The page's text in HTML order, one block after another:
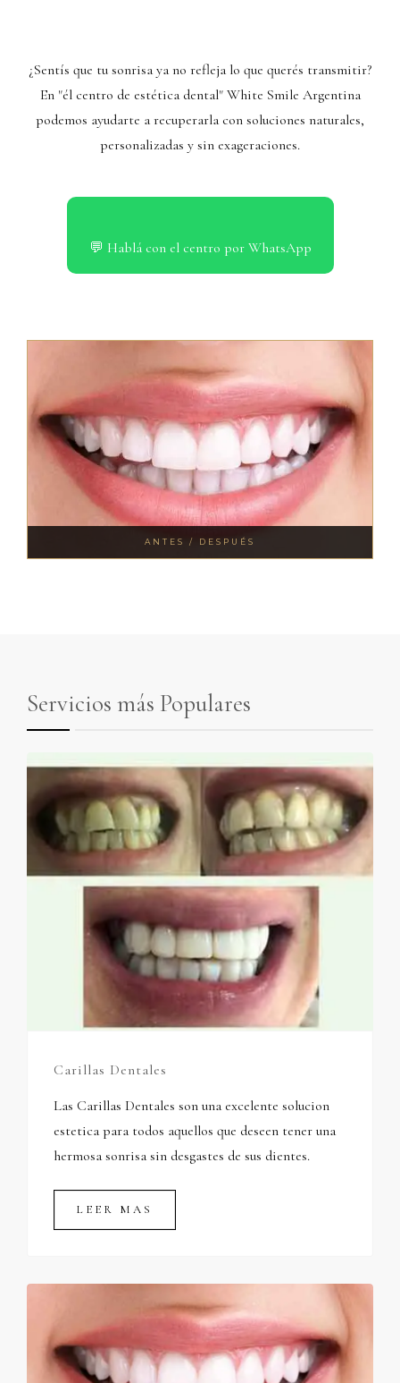
¿Sentís que tu sonrisa ya no refleja lo que querés transmitir?
En "él centro de estética dental" White Smile Argentina
podemos ayudarte a recuperarla con soluciones naturales,
personalizadas y sin exageraciones.
💬 Hablá con el centro por WhatsApp
Servicios más Populares
Carillas Dentales
Las Carillas Dentales son una excelente solucion
estetica para todos aquellos que deseen tener una
hermosa sonrisa sin desgastes de sus dientes.
LEER MAS